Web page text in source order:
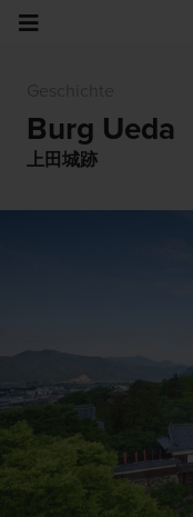
Burg Ueda
上田城跡